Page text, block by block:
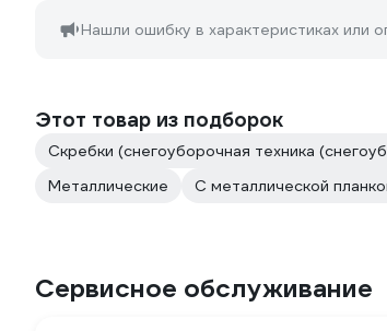
Нашли ошибку в характеристиках или
Этот товар из подборок
Скребки (снегоуборочная техника
Металлические
С металлической
Сервисное обслуживание